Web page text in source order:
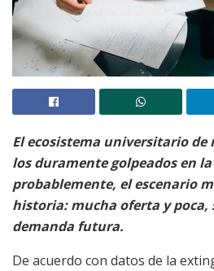
El ecosistema universitario de
los duramente golpeados en
probablemente, el escenario
historia: mucha oferta y poca,
demanda futura.
De acuerdo con datos de la